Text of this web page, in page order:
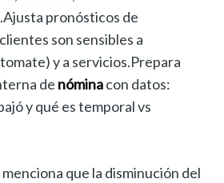
pronósticos de
son sensibles a
y a servicios.Prepara
de nóminacon datos:
y qué es temporal vs
que la disminución del